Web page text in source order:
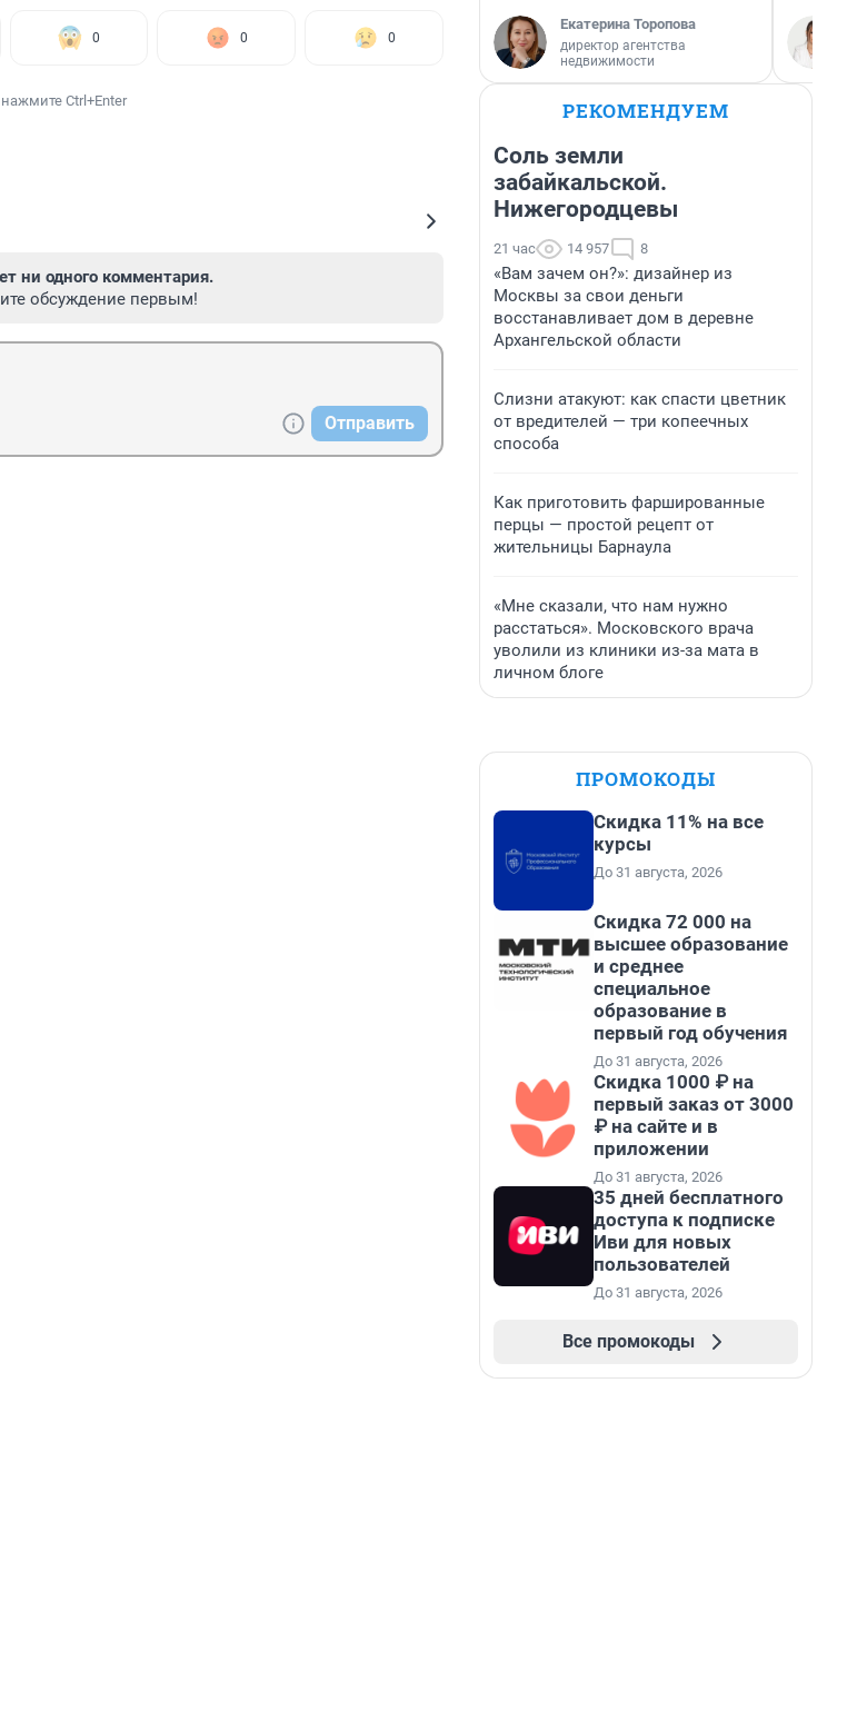
0 0 0
Ctrl+Enter
ни одного комментария.
обсуждение первым!
Отправить
Екатерина Торопова
директор агентства
недвижимости
РЕКОМЕНДУЕМ
Соль земли
забайкальской.
Нижегородцевы
21 час 14 957 8
«Вам зачем он?»: дизайнер из
Москвы за свои деньги
восстанавливает дом в деревне
Архангельской области
Слизни атакуют: как спасти цветник
от вредителей — три копеечных
способа
Как приготовить фаршированные
перцы — простой рецепт от
жительницы Барнаула
«Мне сказали, что нам нужно
расстаться». Московского врача
уволили из клиники из-за мата в
личном блоге
ПРОМОКОДЫ
Скидка 11% на все
курсы
До 31 августа, 2026
Скидка 72 000 на
высшее образование
и среднее
специальное
образование в
первый год обучения
До 31 августа, 2026
Скидка 1000 ₽ на
первый заказ от 3000
₽ на сайте и в
приложении
До 31 августа, 2026
35 дней бесплатного
доступа к подписке
Иви для новых
пользователей
До 31 августа, 2026
Все промокоды